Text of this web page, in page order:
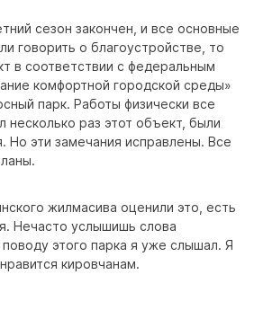
сезон закончен, и все основные
говорить о благоустройстве, то
в соответствии с федеральным
комфортной городской среды»
парк. Работы физически все
раз этот объект, были
Но эти замечания исправлены. Все
жилмасива оценили это, есть
Нечасто услышишь слова
этого парка я уже слышал. Я
кировчанам.